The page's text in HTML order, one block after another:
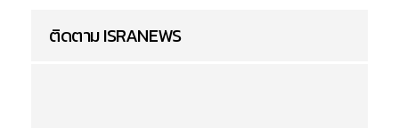
ติดตาม ISRANEWS